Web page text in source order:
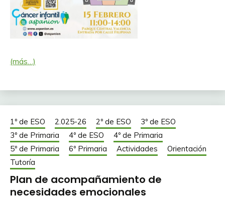
(más…)
1º de ESO 2.025-26 2º de ESO
3º de ESO
3º de Primaria
4º de ESO
4º de Primaria
5º de Primaria
6º Primaria Actividades
Orientación
Tutoría
Plan de acompañamiento de
necesidades emocionales